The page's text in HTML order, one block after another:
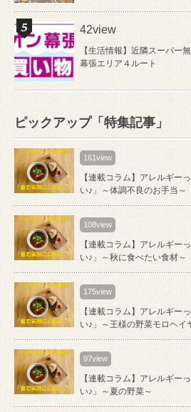
42view
【生活情報】近隣スーパ
幕張エリア４ルート
ピックアップ「特集記事」
161view
【連載コラム】アレルギー
い♪」～体調不良のお手当～
108view
【連載コラム】アレルギー
い♪」～秋に食べたい食材～
175view
【連載コラム】アレルギー
い♪」～王様の野菜モロヘイ
97view
【連載コラム】アレルギー
い♪」～夏の野菜～